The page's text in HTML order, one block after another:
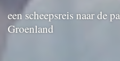
een scheepsreis naar de
Groenland